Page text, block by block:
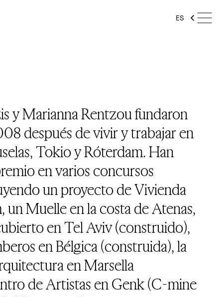
ES
y Marianna Rentzou fundaron
después de vivir y trabajar en
Tokio y Róterdam. Han
en varios concursos
un proyecto de Vivienda
un Muelle en la costa de Atenas,
en Tel Aviv (construido),
en Bélgica (construida), la
en Marsella
de Artistas en Genk (C-mine